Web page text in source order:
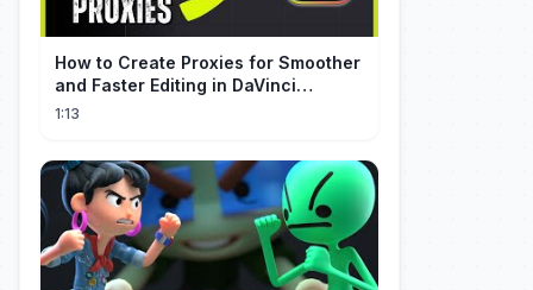
How to Create Proxies for Smoother
and Faster Editing in DaVinci
Resolve
1:13